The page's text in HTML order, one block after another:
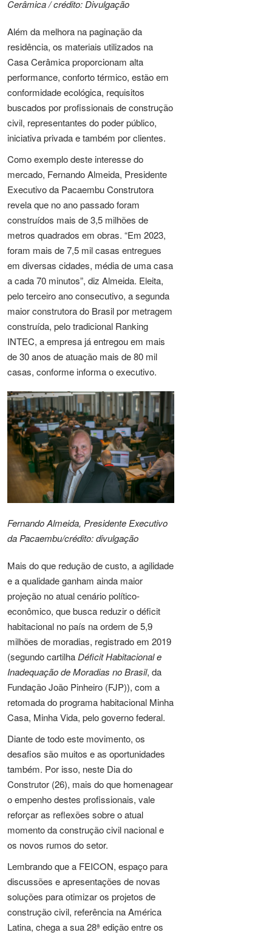
Cerâmica / crédito: Divulgação
Além da melhora na paginação da
residência, os materiais utilizados na
Casa Cerâmica proporcionam alta
performance, conforto térmico, estão em
conformidade ecológica, requisitos
buscados por profissionais de construção
civil, representantes do poder público,
iniciativa privada e também por clientes.
Como exemplo deste interesse do
mercado, Fernando Almeida, Presidente
Executivo da Pacaembu Construtora
revela que no ano passado foram
construídos mais de 3,5 milhões de
metros quadrados em obras. “Em 2023,
foram mais de 7,5 mil casas entregues
em diversas cidades, média de uma casa
a cada 70 minutos”, diz Almeida. Eleita,
pelo terceiro ano consecutivo, a segunda
maior construtora do Brasil por metragem
construída, pelo tradicional Ranking
INTEC, a empresa já entregou em mais
de 30 anos de atuação mais de 80 mil
casas, conforme informa o executivo.
Fernando Almeida, Presidente Executivo
da Pacaembu/crédito: divulgação
Mais do que redução de custo, a agilidade
e a qualidade ganham ainda maior
projeção no atual cenário político-
econômico, que busca reduzir o déficit
habitacional no país na ordem de 5,9
milhões de moradias, registrado em 2019
(segundo cartilha Déficit Habitacional e
Inadequação de Moradias no Brasil, da
Fundação João Pinheiro (FJP)), com a
retomada do programa habitacional Minha
Casa, Minha Vida, pelo governo federal.
Diante de todo este movimento, os
desafios são muitos e as oportunidades
também. Por isso, neste Dia do
Construtor (26), mais do que homenagear
o empenho destes profissionais, vale
reforçar as reflexões sobre o atual
momento da construção civil nacional e
os novos rumos do setor.
Lembrando que a FEICON, espaço para
discussões e apresentações de novas
soluções para otimizar os projetos de
construção civil, referência na América
Latina, chega a sua 28ª edição entre os